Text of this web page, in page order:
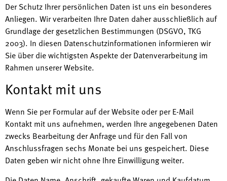
Der Schutz Ihrer persönlichen Daten ist uns ein besonderes
Anliegen. Wir verarbeiten Ihre Daten daher ausschließlich auf
Grundlage der gesetzlichen Bestimmungen (DSGVO, TKG
2003). In diesen Datenschutzinformationen informieren wir
Sie über die wichtigsten Aspekte der Datenverarbeitung im
Rahmen unserer Website.
Kontakt mit uns
Wenn Sie per Formular auf der Website oder per E-Mail
Kontakt mit uns aufnehmen, werden Ihre angegebenen Daten
zwecks Bearbeitung der Anfrage und für den Fall von
Anschlussfragen sechs Monate bei uns gespeichert. Diese
Daten geben wir nicht ohne Ihre Einwilligung weiter.